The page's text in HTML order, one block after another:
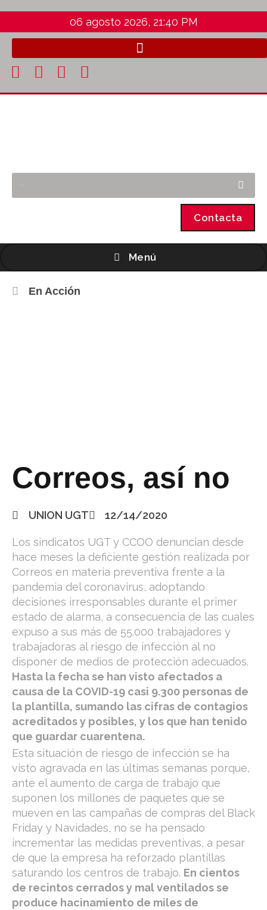
06 agosto 2026, 21:40 PM
Contacta
Menú
En Acción
Correos, así no
UNION UGT 12/14/2020
Los sindicatos UGT y CCOO denuncian desde
hace meses la deficiente gestión realizada por
Correos en materia preventiva frente a la
pandemia del coronavirus, adoptando
decisiones irresponsables durante el primer
estado de alarma, a consecuencia de las cuales
expuso a sus más de 55.000 trabajadores y
trabajadoras al riesgo de infección al no
disponer de medios de protección adecuados.
Hasta la fecha se han visto afectados a
causa de la COVID-19 casi 9.300 personas de
la plantilla, sumando las cifras de contagios
acreditados y posibles, y los que han tenido
que guardar cuarentena.
Esta situación de riesgo de infección se ha
visto agravada en las últimas semanas porque,
ante el aumento de carga de trabajo que
suponen los millones de paquetes que se
mueven en las campañas de compras del Black
Friday y Navidades, no se ha pensado
incrementar las medidas preventivas, a pesar
de que la empresa ha reforzado plantillas
saturando los centros de trabajo. En cientos
de recintos cerrados y mal ventilados se
produce hacinamiento de miles de